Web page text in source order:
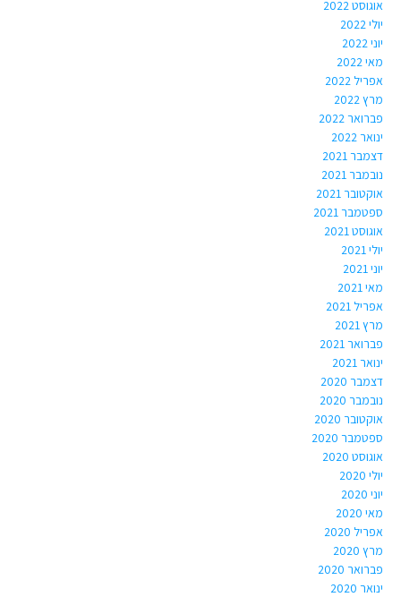
אוגוסט 2022
יולי 2022
יוני 2022
מאי 2022
אפריל 2022
מרץ 2022
פברואר 2022
ינואר 2022
דצמבר 2021
נובמבר 2021
אוקטובר 2021
ספטמבר 2021
אוגוסט 2021
יולי 2021
יוני 2021
מאי 2021
אפריל 2021
מרץ 2021
פברואר 2021
ינואר 2021
דצמבר 2020
נובמבר 2020
אוקטובר 2020
ספטמבר 2020
אוגוסט 2020
יולי 2020
יוני 2020
מאי 2020
אפריל 2020
מרץ 2020
פברואר 2020
ינואר 2020